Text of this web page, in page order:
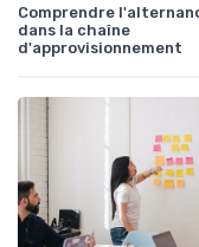
Comprendre
dans la chaîne
d'approvisionnement